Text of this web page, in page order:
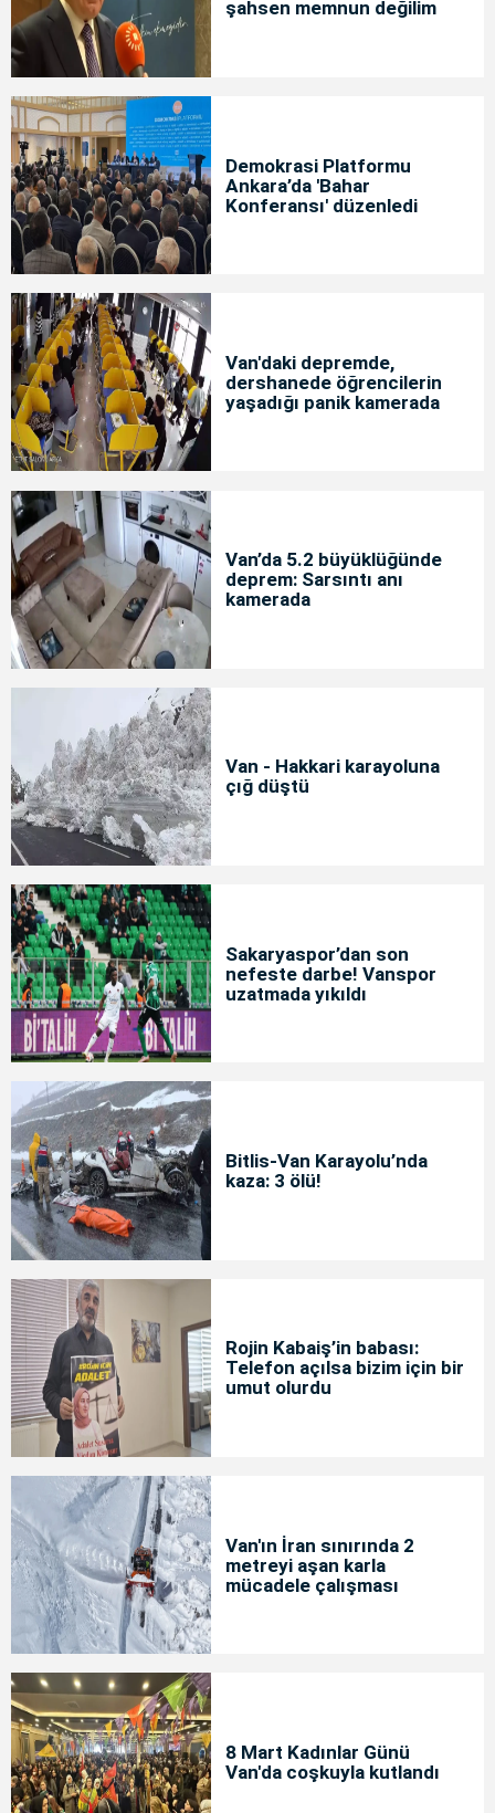
şahsen memnun değilim
Demokrasi Platformu
Ankara’da 'Bahar
Konferansı' düzenledi
Van'daki depremde,
dershanede öğrencilerin
yaşadığı panik kamerada
Van’da 5.2 büyüklüğünde
deprem: Sarsıntı anı
kamerada
Van - Hakkari karayoluna
çığ düştü
Sakaryaspor’dan son
nefeste darbe! Vanspor
uzatmada yıkıldı
Bitlis-Van Karayolu’nda
kaza: 3 ölü!
Rojin Kabaiş’in babası:
Telefon açılsa bizim için bir
umut olurdu
Van'ın İran sınırında 2
metreyi aşan karla
mücadele çalışması
8 Mart Kadınlar Günü
Van'da coşkuyla kutlandı